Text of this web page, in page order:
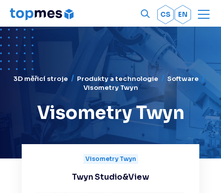
CS EN Menu
3D měřicí stroje Produkty a technologie
Software
Visometry Twyn
Visometry Twyn
Visometry Twyn
Twyn Studio&View